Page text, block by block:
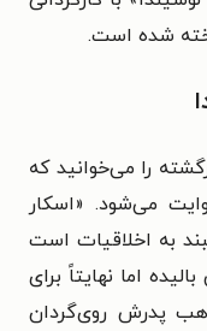
را می‌خوانید که
می‌شود. «اسکار
به اخلاقیات است
اما نهایتاً برای
پدرش روی‌گردان